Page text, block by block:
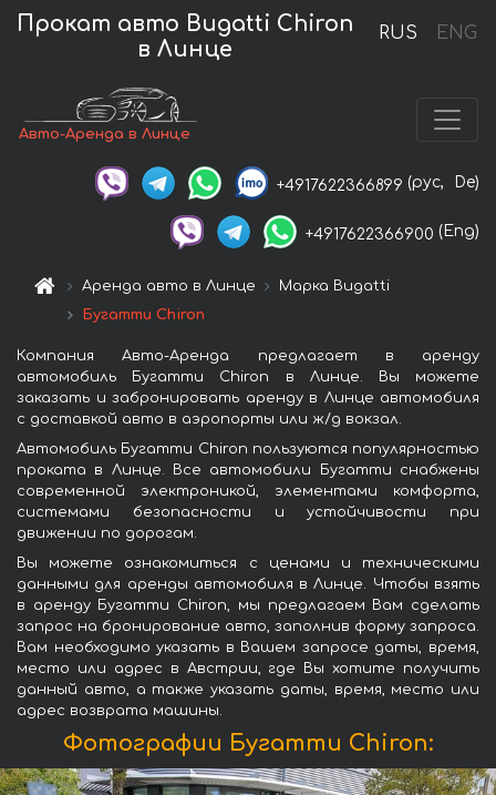
RUS ENG
Прокат авто Bugatti Chiron
в Линце
Авто-Аренда в Линце
+4917622366899 (рус, De)
+4917622366900 (Eng)
Аренда авто в Линце
Марка Bugatti
Бугатти Chiron
Компания Авто-Аренда предлагает в аренду
автомобиль Бугатти Chiron в Линце. Вы можете
заказать и забронировать аренду в Линце автомобиля
с доставкой авто в аэропорты или ж/д вокзал.
Автомобиль Бугатти Chiron пользуются популярностью
проката в Линце. Все автомобили Бугатти снабжены
современной электроникой, элементами комфорта,
системами безопасности и устойчивости при
движении по дорогам.
Вы можете ознакомиться с ценами и техническими
данными для аренды автомобиля в Линце. Чтобы взять
в аренду Бугатти Chiron, мы предлагаем Вам сделать
запрос на бронирование авто, заполнив форму запроса.
Вам необходимо указать в Вашем запросе даты, время,
место или адрес в Австрии, где Вы хотите получить
данный авто, а также указать даты, время, место или
адрес возврата машины.
Фотографии Бугатти Chiron: